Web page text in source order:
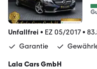
Unfallfrei • EZ 05/2017•
Garantie
Lala Cars GmbH